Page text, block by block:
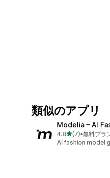
類似のアプリ
Modelia – AI
4.85つ星中
(7)
合計レビュー数：7
•無料プラ
AI fashion model